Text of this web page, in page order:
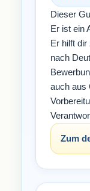
Dieser
Er ist ein
Er hilft
nach
auch aus
Zum